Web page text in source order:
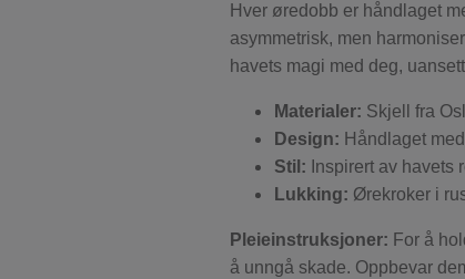
Hver øredobb er håndlaget
asymmetrisk, men
havets magi med deg,
Materialer: Skjell fra
Design: Håndlaget
Stil: Inspirert av havets
Lukking: Ørekroker i
Pleieinstruksjoner: For å
å unngå skade. Oppbevar